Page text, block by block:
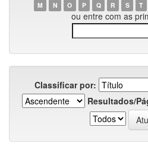
M
N O P Q R S T
ou entre com as
Classificar por:
Resultados/